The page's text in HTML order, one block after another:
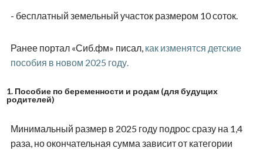
- бесплатный земельный участок размером 10 соток.
Ранее портал «Сиб.фм» писал, как изменятся детские
пособия в новом 2025 году.
1. Пособие по беременности и родам (для будущих
родителей)
Минимальный размер в 2025 году подрос сразу на 1,4
раза, но окончательная сумма зависит от категории